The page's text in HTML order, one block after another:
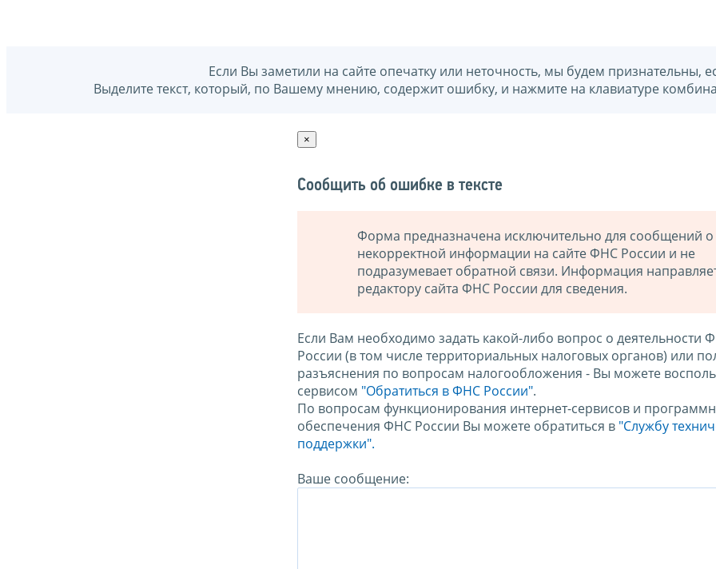
Если Вы заметили на сайте опечатку или неточность, мы будем признательны,
Выделите текст, который, по Вашему мнению, содержит ошибку, и нажмите на клавиатуре
×
Сообщить об ошибке в тексте
Форма предназначена исключительно для сообщений о
некорректной информации на сайте ФНС России и не
подразумевает обратной связи. Информация
редактору сайта ФНС России для сведения.
Если Вам необходимо задать какой-либо вопрос о деятельности
России (в том числе территориальных налоговых органов) или
разъяснения по вопросам налогообложения - Вы можете
сервисом "Обратиться в ФНС России".
По вопросам функционирования интернет-сервисов и
обеспечения ФНС России Вы можете обратиться в "Службу
поддержки".
Ваше сообщение: